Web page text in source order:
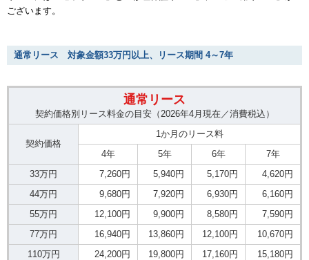
ございます。
通常リース 対象金額33万円以上、リース期間 4～7年
通常リース
契約価格別リース料金の目安（2026年4月現在／消費税込）
契約価格
1か月のリース料
4年
5年 6年
7年
33万円
7,260円 5,940円 5,170円
4,620円
44万円
9,680円 7,920円 6,930円
6,160円
55万円
12,100円 9,900円 8,580円
7,590円
77万円
16,940円 13,860円 12,100円
10,670円
110万円
24,200円 19,800円 17,160円
15,180円